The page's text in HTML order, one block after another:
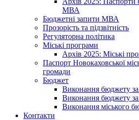
МВА
Бюджетні запити МВА
Прозорість та підзвітність
Регуляторна політика
Міські програми
Архів 2025: Міські
Паспорт Новокаховської
громади
Бюджет
Виконання бюджету за
Виконання бюджету за
Виконання міського
Контакти